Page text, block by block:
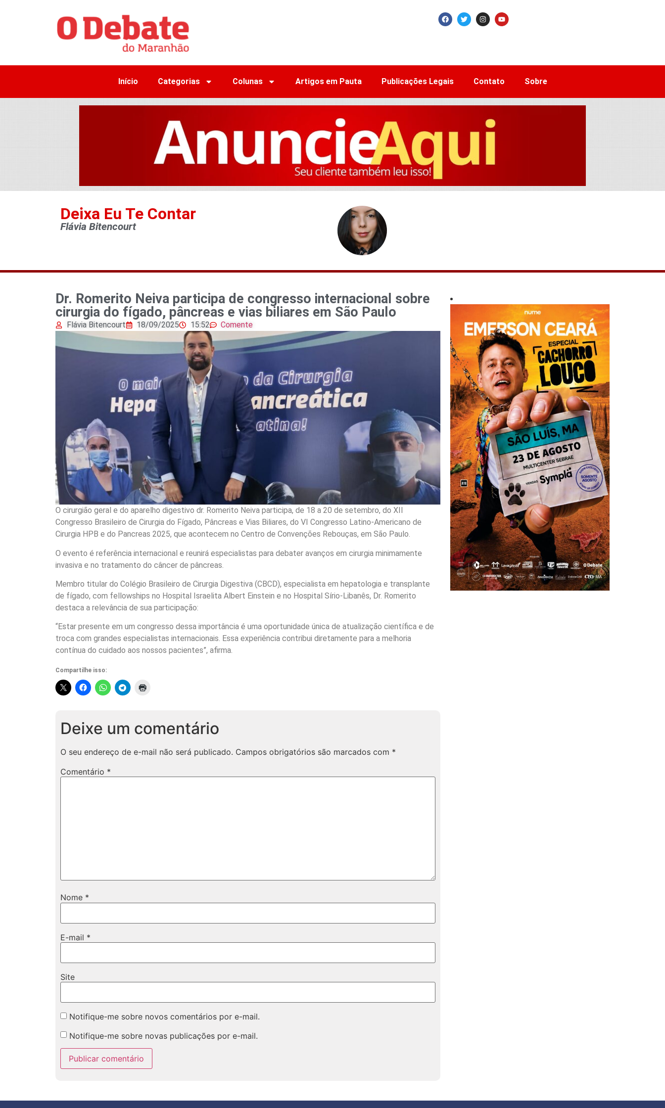
Início Categorias Colunas Artigos em Pauta Publicações Legais Contato Sobre
Deixa Eu Te Contar
Flávia Bitencourt
Dr. Romerito Neiva participa de congresso internacional sobre
cirurgia do fígado, pâncreas e vias biliares em São Paulo
Flávia Bitencourt 18/09/2025 15:52 Comente
O cirurgião geral e do aparelho digestivo dr. Romerito Neiva participa, de 18 a 20 de setembro, do XII
Congresso Brasileiro de Cirurgia do Fígado, Pâncreas e Vias Biliares, do VI Congresso Latino-Americano de
Cirurgia HPB e do Pancreas 2025, que acontecem no Centro de Convenções Rebouças, em São Paulo.
O evento é referência internacional e reunirá especialistas para debater avanços em cirurgia minimamente
invasiva e no tratamento do câncer de pâncreas.
Membro titular do Colégio Brasileiro de Cirurgia Digestiva (CBCD), especialista em hepatologia e transplante
de fígado, com fellowships no Hospital Israelita Albert Einstein e no Hospital Sírio-Libanês, Dr. Romerito
destaca a relevância de sua participação:
“Estar presente em um congresso dessa importância é uma oportunidade única de atualização científica e de
troca com grandes especialistas internacionais. Essa experiência contribui diretamente para a melhoria
contínua do cuidado aos nossos pacientes”, afirma.
Compartilhe isso:
Deixe um comentário
O seu endereço de e-mail não será publicado. Campos obrigatórios são marcados com *
Comentário *
Nome *
E-mail *
Site
Notifique-me sobre novos comentários por e-mail.
Notifique-me sobre novas publicações por e-mail.